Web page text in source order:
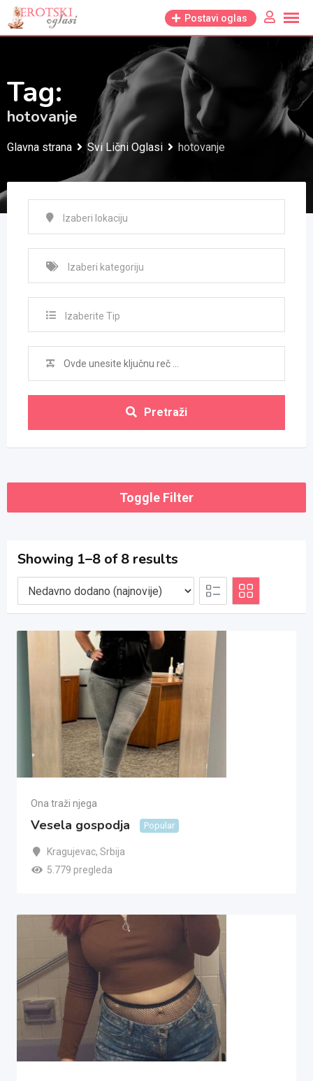
Skip
to
Postavi oglas
Tag:
hotovanje
Glavna strana Svi Lični Oglasi hotovanje
Izaberite Tip
Pretraži
Toggle Filter
Showing 1–8 of 8 results
Ona traži njega
Vesela gospodja Popular
Kragujevac, Srbija
5.779 pregleda